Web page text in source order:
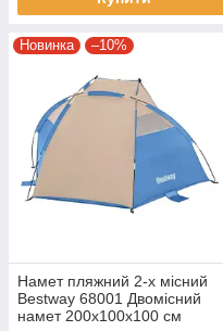
Новинка –10%
Намет пляжний 2-х місний
Bestway 68001 Двомісний
намет 200х100х100 см